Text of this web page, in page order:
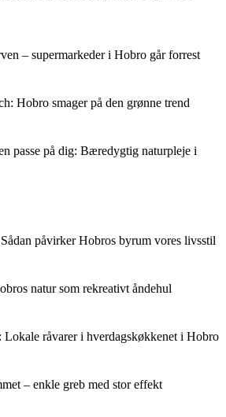
– supermarkeder i Hobro går forrest
Hobro smager på den grønne trend
passe på dig: Bæredygtig naturpleje i
påvirker Hobros byrum vores livsstil
natur som rekreativt åndehul
Lokale råvarer i hverdagskøkkenet i Hobro
– enkle greb med stor effekt